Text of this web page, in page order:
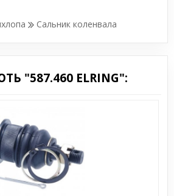
Сальник коленвала
"587.460 ELRING":